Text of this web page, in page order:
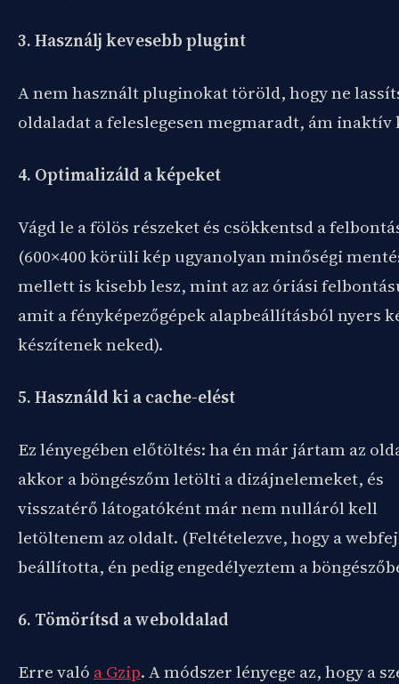
3. Használj kevesebb plugint
A nem használt pluginokat töröld, hogy ne
oldaladat a feleslegesen megmaradt, ám
4. Optimalizáld a képeket
Vágd le a fölös részeket és csökkentsd a
(600×400 körüli kép ugyanolyan minőségi
mellett is kisebb lesz, mint az az óriási
amit a fényképezőgépek alapbeállításból nyers
készítenek neked).
5. Használd ki a cache-elést
Ez lényegében előtöltés: ha én már jártam az
akkor a böngészőm letölti a dizájnelemeket, és
visszatérő látogatóként már nem nulláról kell
letöltenem az oldalt. (Feltételezve, hogy a
beállította, én pedig engedélyeztem a
6. Tömörítsd a weboldalad
Erre való a Gzip. A módszer lényege az, hogy a